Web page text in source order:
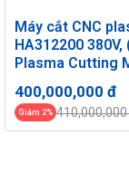
Máy cắt CNC
HA312200 380V,
Plasma Cutting
hàng mới 100%
400,000,000 đ
Giảm 2% 410,000,000